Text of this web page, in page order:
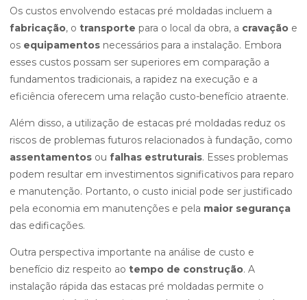
Os custos envolvendo estacas pré moldadas incluem a
fabricação, o transporte para o local da obra, a cravação e
os equipamentos necessários para a instalação. Embora
esses custos possam ser superiores em comparação a
fundamentos tradicionais, a rapidez na execução e a
eficiência oferecem uma relação custo-benefício atraente.
Além disso, a utilização de estacas pré moldadas reduz os
riscos de problemas futuros relacionados à fundação, como
assentamentos ou falhas estruturais. Esses problemas
podem resultar em investimentos significativos para reparo
e manutenção. Portanto, o custo inicial pode ser justificado
pela economia em manutenções e pela maior segurança
das edificações.
Outra perspectiva importante na análise de custo e
benefício diz respeito ao tempo de construção. A
instalação rápida das estacas pré moldadas permite o